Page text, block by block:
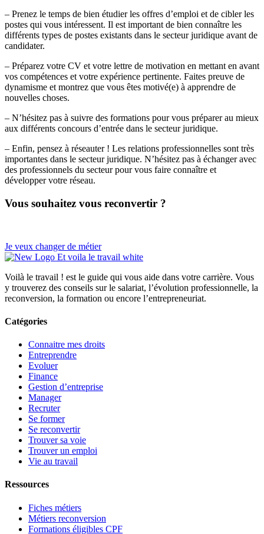
– Prenez le temps de bien étudier les offres d’emploi et de cibler les
postes qui vous intéressent. Il est important de bien connaître les
différents types de postes existants dans le secteur juridique avant de
candidater.
– Préparez votre CV et votre lettre de motivation en mettant en avant
vos compétences et votre expérience pertinente. Faites preuve de
dynamisme et montrez que vous êtes motivé(e) à apprendre de
nouvelles choses.
– N’hésitez pas à suivre des formations pour vous préparer au mieux
aux différents concours d’entrée dans le secteur juridique.
– Enfin, pensez à réseauter ! Les relations professionnelles sont très
importantes dans le secteur juridique. N’hésitez pas à échanger avec
des professionnels du secteur pour vous faire connaître et
développer votre réseau.
Vous souhaitez vous reconvertir ?
Je veux changer de métier
Voilà le travail ! est le guide qui vous aide dans votre carrière. Vous
y trouverez des conseils sur le salariat, l’évolution professionnelle, la
reconversion, la formation ou encore l’entrepreneuriat.
Catégories
Connaitre mes droits
Entreprendre
Evoluer
Finance
Gestion d’entreprise
Manager
Recruter
Se former
Se reconvertir
Trouver sa voie
Trouver un emploi
Vie au travail
Ressources
Fiches métiers
Métiers reconversion
Formations éligibles CPF